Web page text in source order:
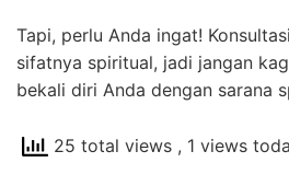
Tapi, perlu Anda ingat!
sifatnya spiritual, jadi jangan
bekali diri Anda dengan sarana
25 total views , 1 views